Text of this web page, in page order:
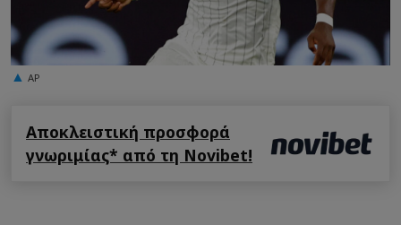
AP
Αποκλειστική προσφορά
γνωριμίας* από τη Novibet!